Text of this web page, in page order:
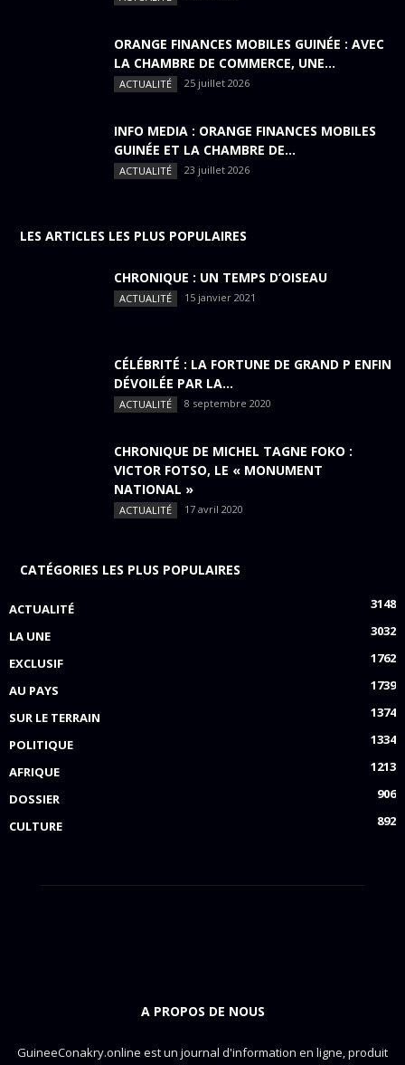
ORANGE FINANCES MOBILES GUINÉE : AVEC
LA CHAMBRE DE COMMERCE, UNE...
ACTUALITÉ 25 juillet 2026
INFO MEDIA : ORANGE FINANCES MOBILES
GUINÉE ET LA CHAMBRE DE...
ACTUALITÉ 23 juillet 2026
LES ARTICLES LES PLUS POPULAIRES
CHRONIQUE : UN TEMPS D’OISEAU
ACTUALITÉ 15 janvier 2021
CÉLÉBRITÉ : LA FORTUNE DE GRAND P ENFIN
DÉVOILÉE PAR LA...
ACTUALITÉ 8 septembre 2020
CHRONIQUE DE MICHEL TAGNE FOKO :
VICTOR FOTSO, LE « MONUMENT
NATIONAL »
ACTUALITÉ 17 avril 2020
CATÉGORIES LES PLUS POPULAIRES
ACTUALITÉ
3148
LA UNE
3032
EXCLUSIF
1762
AU PAYS
1739
SUR LE TERRAIN
1374
POLITIQUE
1334
AFRIQUE
1213
DOSSIER
906
CULTURE
892
A PROPOS DE NOUS
GuineeConakry.online est un journal d'information en ligne, produit